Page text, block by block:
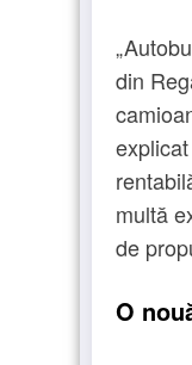
din
multă
de
O